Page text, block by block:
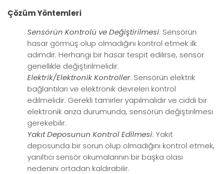
Çözüm Yöntemleri
Sensörün Kontrolü ve Değiştirilmesi: Sensörün
hasar görmüş olup olmadığını kontrol etmek ilk
adımdır. Herhangi bir hasar tespit edilirse, sensör
genellikle değiştirilmelidir.
Elektrik/Elektronik Kontroller: Sensörün elektrik
bağlantıları ve elektronik devreleri kontrol
edilmelidir. Gerekli tamirler yapılmalıdır ve ciddi bir
elektronik arıza durumunda, sensörün değiştirilmesi
gerekebilir.
Yakıt Deposunun Kontrol Edilmesi: Yakıt
deposunda bir sorun olup olmadığını kontrol etmek,
yanıltıcı sensör okumalarının bir başka olası
nedenini ortadan kaldırabilir.